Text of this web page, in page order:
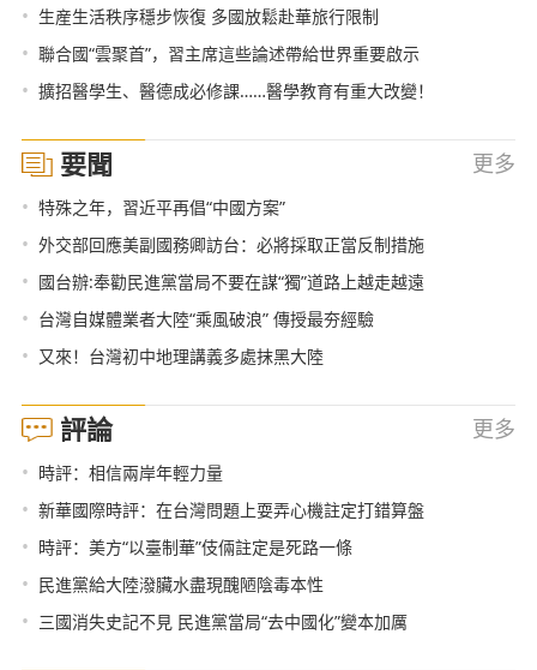
• 生産生活秩序穩步恢復 多國放鬆赴華旅行限制
• 聯合國“雲聚首”，習主席這些論述帶給世界重要啟示
• 擴招醫學生、醫德成必修課……醫學教育有重大改變！
要聞 更多
• 特殊之年，習近平再倡“中國方案”
• 外交部回應美副國務卿訪台：必將採取正當反制措施
• 國台辦:奉勸民進黨當局不要在謀“獨”道路上越走越遠
• 台灣自媒體業者大陸“乘風破浪” 傳授最夯經驗
• 又來！台灣初中地理講義多處抹黑大陸
評論 更多
• 時評：相信兩岸年輕力量
• 新華國際時評：在台灣問題上耍弄心機註定打錯算盤
• 時評：美方“以臺制華”伎倆註定是死路一條
• 民進黨給大陸潑臟水盡現醜陋陰毒本性
• 三國消失史記不見 民進黨當局“去中國化”變本加厲